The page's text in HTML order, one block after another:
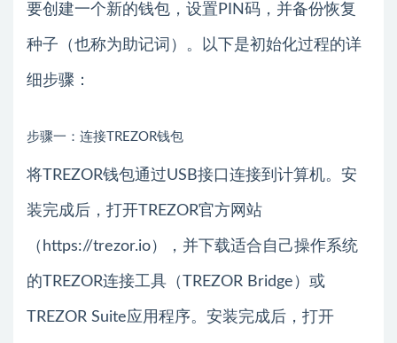
要创建一个新的钱包，设置PIN码，并备份恢复
种子（也称为助记词）。以下是初始化过程的详
细步骤：
步骤一：连接TREZOR钱包
将TREZOR钱包通过USB接口连接到计算机。安
装完成后，打开TREZOR官方网站
（https://trezor.io），并下载适合自己操作系统
的TREZOR连接工具（TREZOR Bridge）或
TREZOR Suite应用程序。安装完成后，打开